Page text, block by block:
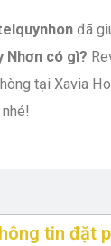
đã
Nhơn có gì?
tại Xavia
tin đặt